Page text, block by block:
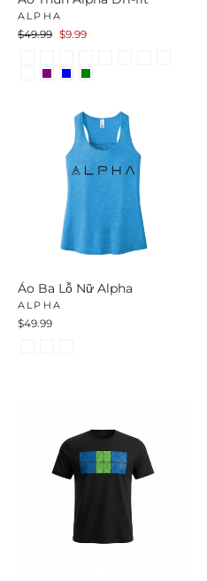
ALPHA
Giá
$49.99 Giá
$9.99
Áo Ba Lỗ Nữ Alpha
ALPHA
$49.99